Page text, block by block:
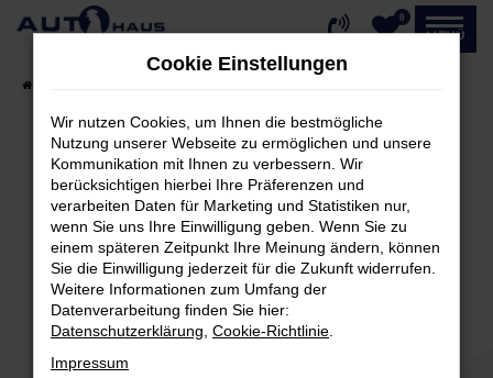
Zum
0
MENÜ
Fehler: Network Error
Beim Laden ist ein Fehler aufgetreten.
Hier sind ein paar Tipps, die dir helfen können:
Überprüfe deine Firewall und deine
Internetverbindung.
Laden andere Webseiten, zum Beispiel deine
Suchmaschine?
Cookie Einstellungen
Wir nutzen Cookies, um Ihnen die bestmögliche
Nutzung unserer Webseite zu ermöglichen und unsere
Kommunikation mit Ihnen zu verbessern. Wir
berücksichtigen hierbei Ihre Präferenzen und
verarbeiten Daten für Marketing und Statistiken nur,
wenn Sie uns Ihre Einwilligung geben. Wenn Sie zu
einem späteren Zeitpunkt Ihre Meinung ändern, können
Sie die Einwilligung jederzeit für die Zukunft widerrufen.
Weitere Informationen zum Umfang der
Datenverarbeitung finden Sie hier:
Datenschutzerklärung Cookie-Richtlinie
Impressum